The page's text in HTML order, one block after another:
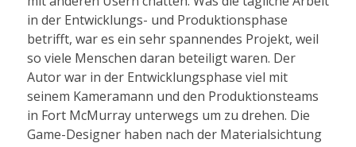
in der Entwicklungs- und Produktionsphase
betrifft, war es ein sehr spannendes Projekt, weil
so viele Menschen daran beteiligt waren. Der
Autor war in der Entwicklungsphase viel mit
seinem Kameramann und den Produktionsteams
in Fort McMurray unterwegs um zu drehen. Die
Game-Designer haben nach der Materialsichtung